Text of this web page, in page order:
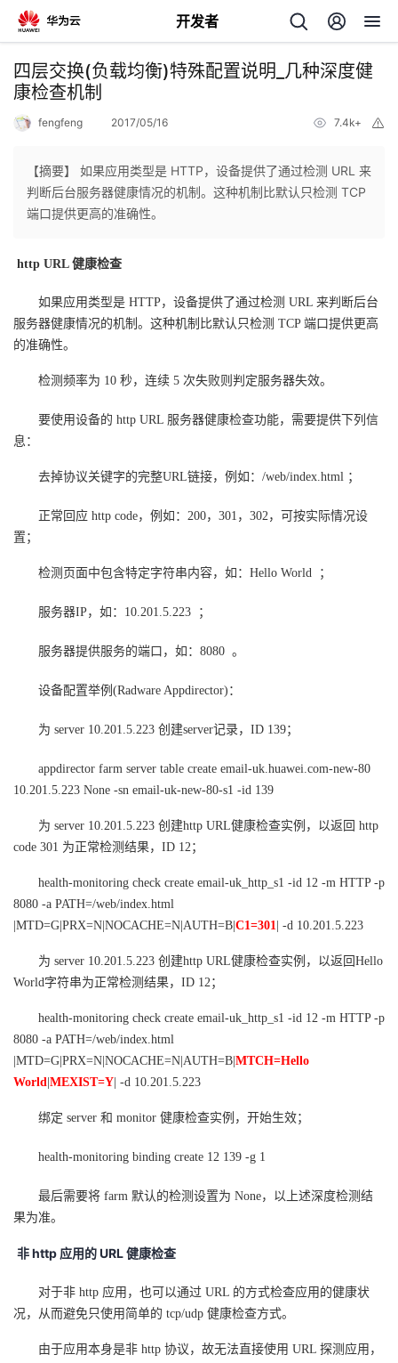
开发者
返
回
个
人
页
开
我
的
我
坛
圈
子
的
直
播
我
的
活
动
我
的
关
者
我
的
课
程
我
的
认
证
我
的
实
验
我
的
收
藏
支
我
的
技
术
支
持
我
的
云
声
建
议
四层交换(负载均衡)特殊配置说明_几种深度健
康检查机制
fengfeng 2017/05/16 7.4k+
【摘要】 如果应用类型是 HTTP，设备提供了通过检测 URL 来
判断后台服务器健康情况的机制。这种机制比默认只检测 TCP
端口提供更高的准确性。
http URL 健康检查
如果应用类型是 HTTP，设备提供了通过检测 URL 来判断后台
服务器健康情况的机制。这种机制比默认只检测 TCP 端口提供更高
的准确性。
检测频率为 10 秒，连续 5 次失败则判定服务器失效。
要使用设备的 http URL 服务器健康检查功能，需要提供下列信
息：
去掉协议关键字的完整URL链接，例如：/web/index.html ；
正常回应 http code，例如：200，301，302，可按实际情况设
置；
检测页面中包含特定字符串内容，如：Hello World ；
服务器IP，如：10.201.5.223 ；
服务器提供服务的端口，如：8080 。
设备配置举例(Radware Appdirector)：
为 server 10.201.5.223 创建server记录，ID 139；
appdirector farm server table create email-uk.huawei.com-new-80
10.201.5.223 None -sn email-uk-new-80-s1 -id 139
为 server 10.201.5.223 创建http URL健康检查实例，以返回 http
code 301 为正常检测结果，ID 12；
health-monitoring check create email-uk_http_s1 -id 12 -m HTTP -p
8080 -a PATH=/web/index.html
|MTD=G|PRX=N|NOCACHE=N|AUTH=B| C1=301 | -d 10.201.5.223
为 server 10.201.5.223 创建http URL健康检查实例，以返回Hello
World字符串为正常检测结果，ID 12；
health-monitoring check create email-uk_http_s1 -id 12 -m HTTP -p
8080 -a PATH=/web/index.html
|MTD=G|PRX=N|NOCACHE=N|AUTH=B| MTCH=Hello
World MEXIST=Y | -d 10.201.5.223
绑定 server 和 monitor 健康检查实例，开始生效；
health-monitoring binding create 12 139 -g 1
最后需要将 farm 默认的检测设置为 None，以上述深度检测结
果为准。
非 http 应用的 URL健康检查
对于非 http 应用，也可以通过 URL 的方式检查应用的健康状
况，从而避免只使用简单的 tcp/udp 健康检查方式。
由于应用本身是非 http 协议，故无法直接使用 URL 探测应用，